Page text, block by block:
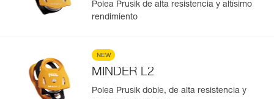
Polea Prusik de alta resistencia y altísimo
rendimiento
NEW
MINDER L2
Polea Prusik doble, de alta resistencia y